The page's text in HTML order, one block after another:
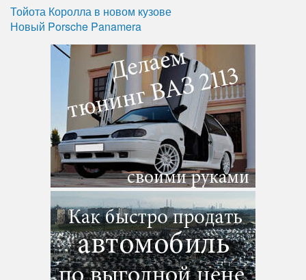
Тойота Королла в новом кузове
Новый Porsche Panamera